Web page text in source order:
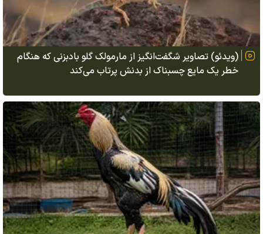
(ویدئو) تصاویر شگفت‌انگیز از مارمولک گلو بادبزنی که هنگام
خطر یک مایع چسبناک از بدنش پرتاب می‌کند